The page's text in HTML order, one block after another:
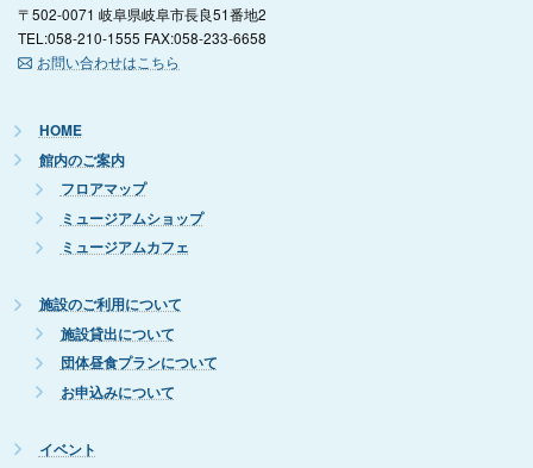
〒502-0071 岐阜県岐阜市長良51番地2
TEL:058-210-1555 FAX:058-233-6658
お問い合わせはこちら
HOME
館内のご案内
フロアマップ
ミュージアムショップ
ミュージアムカフェ
施設のご利用について
施設貸出について
団体昼食プランについて
お申込みについて
イベント